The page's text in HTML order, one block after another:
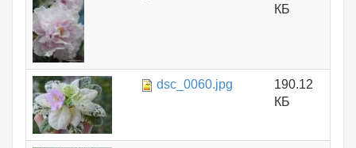
КБ
dsc_0060.jpg
190.12
КБ